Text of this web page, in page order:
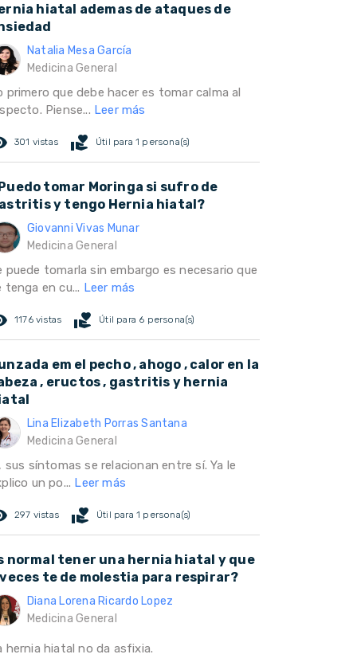
hiatal ademas de ataques de
Natalia Mesa García
Medicina General
primero que debe hacer es tomar calma al
Piense... Leer más
301 vistas volunteer_activism Útil para 1 persona(s)
tomar Moringa si sufro de
y tengo Hernia hiatal?
Giovanni Vivas Munar
Medicina General
puede tomarla sin embargo es necesario que
tenga en cu... Leer más
1176 vistas volunteer_activism Útil para 6 persona(s)
em el pecho , ahogo , calor en la
, eructos , gastritis y hernia
Lina Elizabeth Porras Santana
Medicina General
sus síntomas se relacionan entre sí. Ya le
un po... Leer más
297 vistas volunteer_activism Útil para 1 persona(s)
normal tener una hernia hiatal y que
te de molestia para respirar?
Diana Lorena Ricardo Lopez
Medicina General
hernia hiatal no da asfixia.